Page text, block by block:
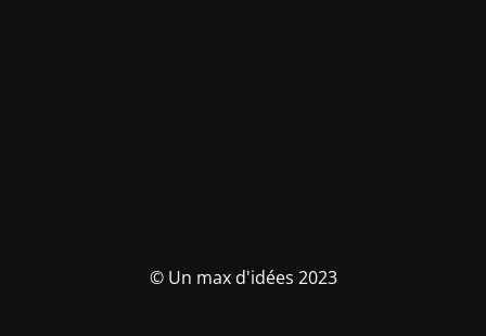
© Un max d'idées 2023